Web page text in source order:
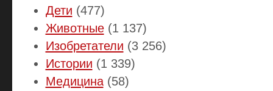
Дети (477)
Животные(1 137)
Изобретатели (3 256)
Истории (1 339)
Медицина(58)